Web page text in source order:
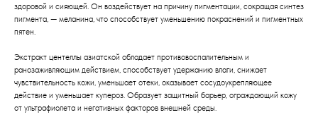
здоровой и сияющей. Он воздействует на причину пигментации, сокращая синтез
пигмента, — меланина, что способствует уменьшению покраснений и пигментных
пятен.
Экстракт центеллы азиатской обладает противовоспалительным и
ранозаживляющим действием, способствует удержанию влаги, снижает
чувствительность кожи, уменьшает отеки, оказывает сосудоукрепляющее
действие и уменьшает купероз. Образует защитный барьер, ограждающий кожу
от ультрафиолета и негативных факторов внешней среды.